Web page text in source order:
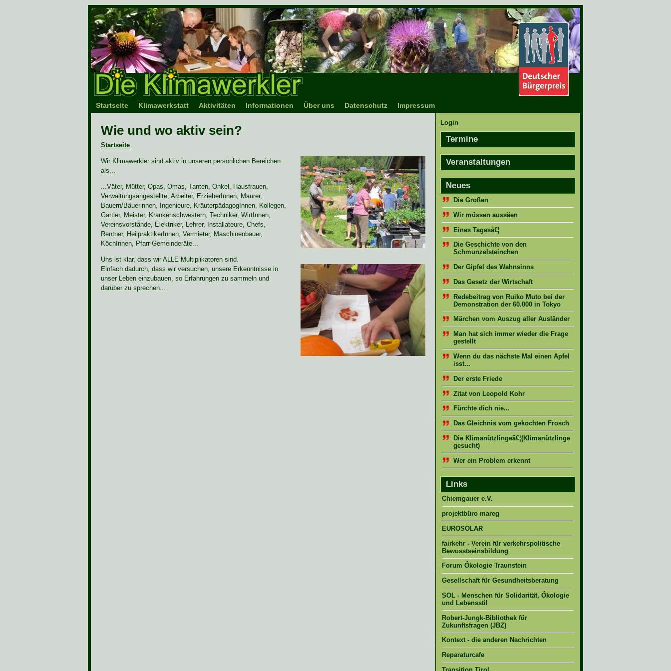
Startseite Klimawerkstatt Aktivitäten Informationen Über uns Datenschutz Impressum
Wie und wo aktiv sein?
Startseite
Wir Klimawerkler sind aktiv in unseren persönlichen Bereichen
als...
...Väter, Mütter, Opas, Omas, Tanten, Onkel, Hausfrauen,
Verwaltungsangestellte, Arbeiter, ErzieherInnen, Maurer,
Bauern/Bäuerinnen, Ingenieure, KräuterpädagogInnen, Kollegen,
Gartler, Meister, Krankenschwestern, Techniker, WirtInnen,
Vereinsvorstände, Elektriker, Lehrer, Installateure, Chefs,
Rentner, HeilpraktikerInnen, Vermieter, Maschinenbauer,
KöchInnen, Pfarr-Gemeinderäte...
Uns ist klar, dass wir ALLE Multiplikatoren sind.
Einfach dadurch, dass wir versuchen, unsere Erkenntnisse in
unser Leben einzubauen, so Erfahrungen zu sammeln und
darüber zu sprechen...
Login
Termine
Veranstaltungen
Neues
Die Großen
Wir müssen aussäen
Eines Tagesâ€¦
Die Geschichte von den
Schmunzelsteinchen
Der Gipfel des Wahnsinns
Das Gesetz der Wirtschaft
Redebeitrag von Ruiko Muto bei der
Demonstration der 60.000 in Tokyo
Märchen vom Auszug aller Ausländer
Man hat sich immer wieder die Frage
gestellt
Wenn du das nächste Mal einen Apfel
isst...
Der erste Friede
Zitat von Leopold Kohr
Fürchte dich nie...
Das Gleichnis vom gekochten Frosch
Die Klimanützlingeâ€¦(Klimanützlinge
gesucht)
Wer ein Problem erkennt
Links
Chiemgauer e.V.
projektbüro mareg
EUROSOLAR
fairkehr - Verein für verkehrspolitische
Bewusstseinsbildung
Forum Ökologie Traunstein
Gesellschaft für Gesundheitsberatung
SOL - Menschen für Solidarität, Ökologie
und Lebensstil
Robert-Jungk-Bibliothek für
Zukunftsfragen (JBZ)
Kontext - die anderen Nachrichten
Reparaturcafe